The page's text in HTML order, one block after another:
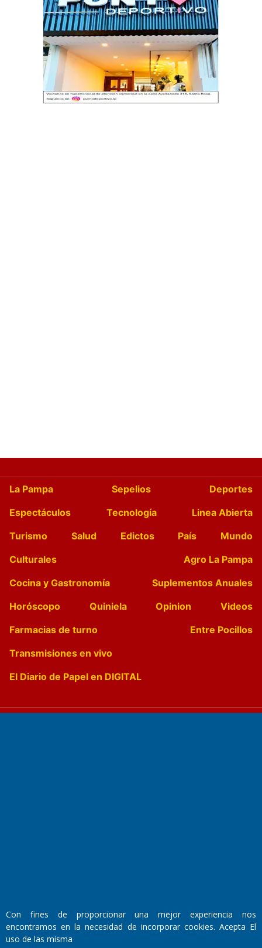
La Pampa Sepelios
Deportes
Espectáculos
Tecnología
Linea Abierta
Turismo
Salud Edictos País
Mundo
Culturales
Agro La Pampa
Cocina y Gastronomía
Suplementos Anuales
Horóscopo
Quiniela Opinion
Videos
Farmacias de turno
Entre Pocillos
Transmisiones en vivo
El Diario de Papel en DIGITAL
Walter René Goñi
Con fines de proporcionar una mejor experiencia nos
encontramos en la necesidad de incorporar cookies. Acepta El
uso de las misma